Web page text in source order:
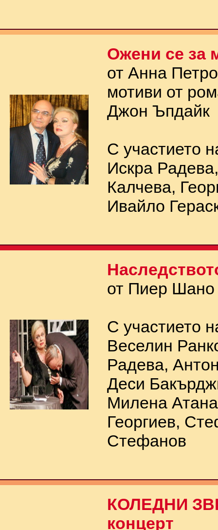
Ожени се за
от Анна
мотиви от
Джон Ъпдайк
С участието
Искра
Калчева,
Ивайло
от Пиер Шано
С участието
Веселин
Радева,
Деси
Милена
Георгиев,
Стефанов
КОЛЕДНИ
концерт